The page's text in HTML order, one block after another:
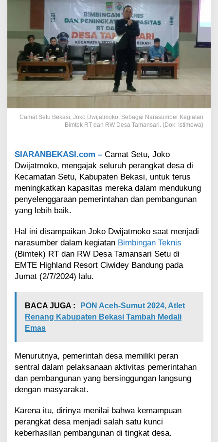
D
w
i
j
a
m
o
k
j
a
k
r
a
n
k
a
e
u
n
t
T
r
n
g
k
k
a
n
Camat Setu Bekasi, Joko Dwijatmoko, Sebagai Narasumber Kegiatan
Bimtek RT dan RW Desa Tamansari. (Dok: Istimewa)
SIARANBEKASI.com – Camat Setu, Joko
Dwijatmoko, mengajak seluruh perangkat desa di
Kecamatan Setu, Kabupaten Bekasi, untuk terus
meningkatkan kapasitas mereka dalam mendukung
penyelenggaraan pemerintahan dan pembangunan
yang lebih baik.
Hal ini disampaikan Joko Dwijatmoko saat menjadi
narasumber dalam kegiatan Bimbingan Teknis
(Bimtek) RT dan RW Desa Tamansari Setu di
EMTE Highland Resort Ciwidey Bandung pada
Jumat (2/7/2024) lalu.
BACA JUGA :
PON Aceh-Sumut 2024, Atlet
Renang Kabupaten Bekasi Tambah Medali
Emas
Menurutnya, pemerintah desa memiliki peran
sentral dalam pelaksanaan aktivitas pemerintahan
dan pembangunan yang bersinggungan langsung
dengan masyarakat.
Karena itu, dirinya menilai bahwa kemampuan
perangkat desa menjadi salah satu kunci
keberhasilan pembangunan di tingkat desa.